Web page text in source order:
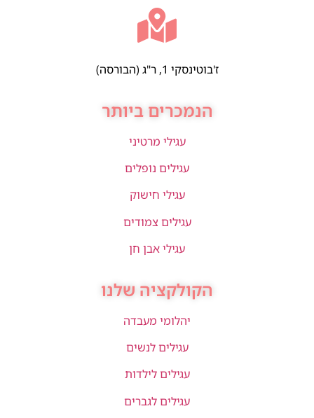
ז'בוטינסקי 1, ר"ג (הבורסה)
הנמכרים ביותר
עגילי מרטיני
עגילים נופלים
עגילי חישוק
עגילים צמודים
עגילי אבן חן
הקולקציה שלנו
יהלומי מעבדה
עגילים לנשים
עגילים לילדות
עגילים לגברים